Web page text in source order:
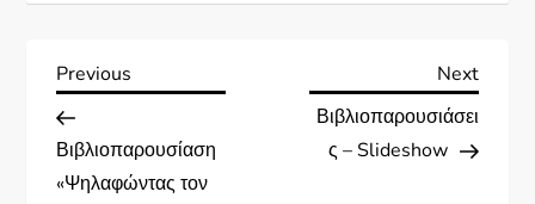
Π
λ
Previous
Post
Previous
Βιβλιοπαρουσίαση
«Ψηλαφώντας τον
Next
Post
Next
Βιβλιοπαρουσιάσει
ς – Slideshow